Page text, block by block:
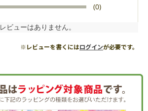
(0)
レビューはありません。
※レビューを書くにはログインが必要です。